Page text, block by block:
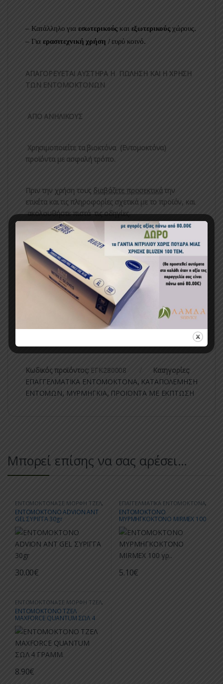
– Κατάλληλο για εσωτερικούς και εξωτερικούς χώρους.
– Γιαερασιτεχνική χρήση / ευρύ κοινό.
ΑΠΑΓΟΡΕΥΕΤΑΙ ΑΥΣΤΗΡΑ Η ΠΩΛΗΣΗ ΚΑΙ Η ΧΡΗΣΗ
ΤΩΝ ΕΝΤΟΜΟΚΤΟΝΩΝ
ΑΠΟ ΑΝΗΛΙΚΟΥΣ
Χρησιμοποιείτε τα βιοκτόνα (Εντομοκτόνα)
προϊόντα με ασφαλή τρόπο.
Πριν την χρήση τους διαβάζετε προσεκτικάτην
ετικέτα και τις πληροφορίες σχετικά με το προϊόν, και
ακολουθήστε πιστά τις οδηγίες.
Η αλόγιστη και υπερβολική χρήση τους μπορεί να
βλάψει εσάς και το περιβάλλον
ΤηλέφωνοΚέντρου Δηλητηριάσεων 210-
Κωδικός προϊόντος: ΕΓΚ280008
Κατηγορίες:
ΕΠΑΓΓΕΛΜΑΤΙΚΑ ΕΝΤΟΜΟΚΤΟΝΑ, ΚΑΤΑΠΟΛΕΜΗΣΗ
ΕΝΤΟΜΩΝ, ΜΥΡΜΗΓΚΙΑ, ΠΡΟΪΟΝΤΑ ΜΕ ΕΚΠΤΩΣΗ
Μπορεί επίσης να σας αρέσει…
ΕΝΤΟΜΟΚΤΟΝΑ ΣΕ ΜΟΡΦΗ ΤΖΕΛ,
ΚΑΤΑΠΟΛΕΜΗΣΗ ΕΝΤΟΜΩΝ,
ΜΥΡΜΗΓΚΙΑ
ΕΝΤΟΜΟΚΤΟΝΟ ADVION ANT
GEL ΣΥΡΙΓΓΑ 30gr
30.00€
ΕΠΑΓΓΕΛΜΑΤΙΚΑ ΕΝΤΟΜΟΚΤΟΝΑ,
ΚΑΤΑΠΟΛΕΜΗΣΗ ΕΝΤΟΜΩΝ
ΜΥΡΜΗΓΚΙΑ
ENTOMOKTONO
MΥΡΜΗΓΚΟΚΤΟΝΟ MIRMEX 100
γρ..
5.10€
ΕΝΤΟΜΟΚΤΟΝΑ ΣΕ ΜΟΡΦΗ ΤΖΕΛ,
ΚΑΤΑΠΟΛΕΜΗΣΗ ΕΝΤΟΜΩΝ
ΜΥΡΜΗΓΚΙΑ
ΕΝΤΟΜΟΚΤΟΝΟ ΤΖΕΛ
MAXFORCE QUANTUM ΣΩΛ 4
ΓΡΑΜΜ.
8.90€